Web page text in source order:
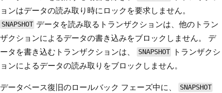
ョンはデータの読み取り時にロックを要求しません。
SNAPSHOT データを読み取るトランザクションは、他のトラン
ザクションによるデータの書き込みをブロックしません。 デ
ータを書き込むトランザクションは、
SNAPSHOT
トランザクシ
ョンによるデータの読み取りをブロックしません。
データベース復旧のロールバック フェーズ中に、
SNAPSHOT